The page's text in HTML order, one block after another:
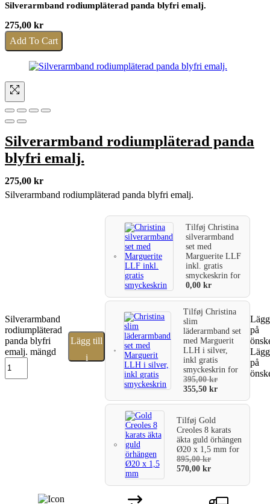
Silverarmband rodiumpläterad panda blyfri emalj.
275,00 kr
Add To Cart
Silverarmband rodiumpläterad panda
blyfri emalj.
275,00 kr
Silverarmband rodiumpläterad panda blyfri emalj.
Silverarmband
rodiumpläterad
panda blyfri
emalj. mängd
Lägg till
i
TilføjChristina
silverarmband
set med
Marguerite LLF
inkl. gratis
smyckeskrinfor
0,00kr
TilføjChristina
slim
läderarmband set
med Marguerit
LLH i silver,
inkl gratis
smyckeskrinfor
395,00kr
355,50kr
TilføjGold
Creoles 8 karats
äkta guld örhängen
Ø20 x 1,5 mmfor
895,00kr
570,00kr
på
på